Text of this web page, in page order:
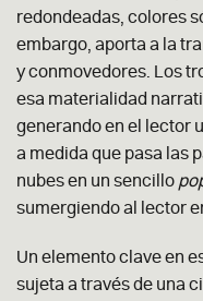
redondeadas, colores
embargo, aporta a la
y conmovedores. Los
esa materialidad
generando en el lector
a medida que pasa las
nubes en un sencillo
sumergiendo al lector
Un elemento clave en
sujeta a través de una